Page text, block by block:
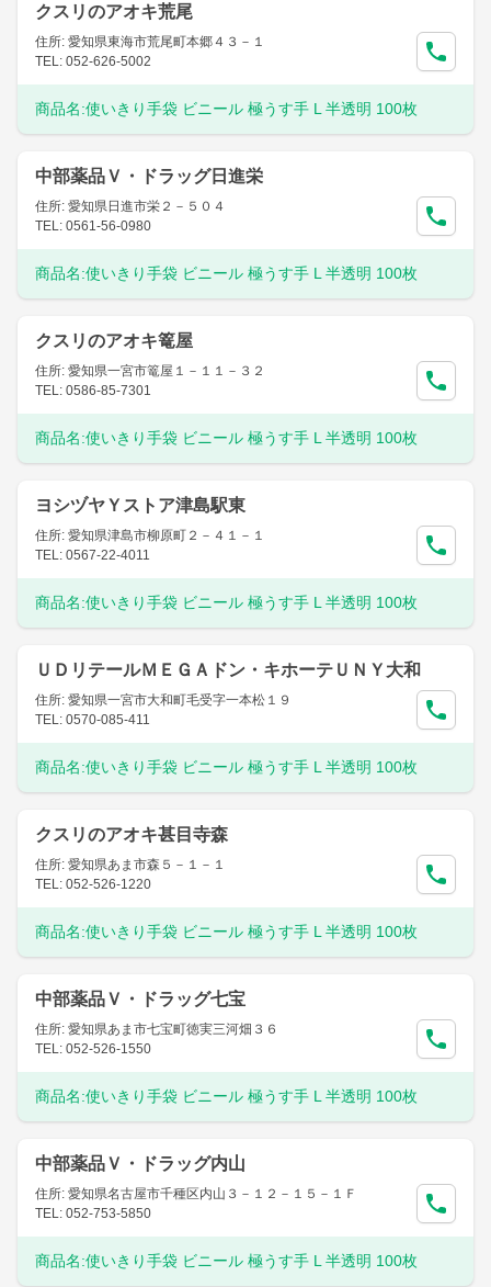
クスリのアオキ荒尾
住所: 愛知県東海市荒尾町本郷４３－１
TEL: 052-626-5002
商品名:使いきり手袋 ビニール 極うす手 L 半透明 100枚
中部薬品Ｖ・ドラッグ日進栄
住所: 愛知県日進市栄２－５０４
TEL: 0561-56-0980
商品名:使いきり手袋 ビニール 極うす手 L 半透明 100枚
クスリのアオキ篭屋
住所: 愛知県一宮市篭屋１－１１－３２
TEL: 0586-85-7301
商品名:使いきり手袋 ビニール 極うす手 L 半透明 100枚
ヨシヅヤＹストア津島駅東
住所: 愛知県津島市柳原町２－４１－１
TEL: 0567-22-4011
商品名:使いきり手袋 ビニール 極うす手 L 半透明 100枚
ＵＤリテールＭＥＧＡドン・キホーテＵＮＹ大和
住所: 愛知県一宮市大和町毛受字一本松１９
TEL: 0570-085-411
商品名:使いきり手袋 ビニール 極うす手 L 半透明 100枚
クスリのアオキ甚目寺森
住所: 愛知県あま市森５－１－１
TEL: 052-526-1220
商品名:使いきり手袋 ビニール 極うす手 L 半透明 100枚
中部薬品Ｖ・ドラッグ七宝
住所: 愛知県あま市七宝町徳実三河畑３６
TEL: 052-526-1550
商品名:使いきり手袋 ビニール 極うす手 L 半透明 100枚
中部薬品Ｖ・ドラッグ内山
住所: 愛知県名古屋市千種区内山３－１２－１５－１Ｆ
TEL: 052-753-5850
商品名:使いきり手袋 ビニール 極うす手 L 半透明 100枚